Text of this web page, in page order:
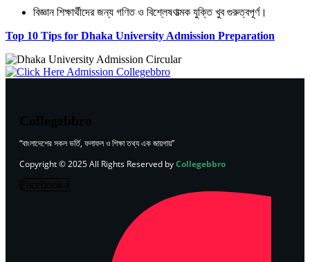
বিজ্ঞান শিক্ষার্থীদের জন্য গণিত ও বিশ্লেষণাত্মক যুক্তি খুব গুরুত্বপূর্ণ।
Top 10 Tips for Dhaka University Admission Preparation
“বাংলাদেশের সকল ভর্তি, ফলাফল ও শিক্ষা তথ্য এক জায়গায়”
Copyright © 2025 All Rights Reserved byCollegebbro